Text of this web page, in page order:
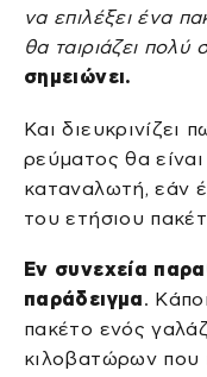
να επιλέξει ένα
θα ταιριάζει πολύ
σημειώνει.
Και διευκρινίζει
ρεύματος θα
καταναλωτή, εάν
του ετήσιου
Εν συνεχεία
παράδειγμα.
πακέτο ενός
κιλοβατώρων που